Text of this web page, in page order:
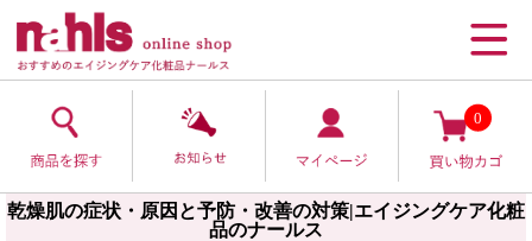
0
乾燥肌の症状・原因と予防・改善の対策|エイジングケア化粧
品のナールス